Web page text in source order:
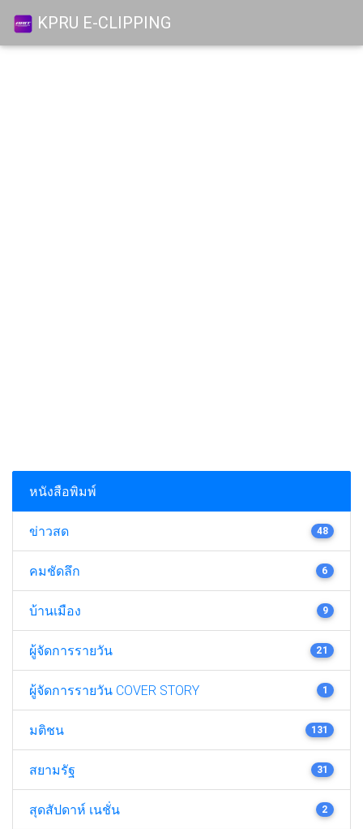
KPRU E-CLIPPING
หนังสือพิมพ์
ข่าวสด 48
คมชัดลึก 6
บ้านเมือง 9
ผู้จัดการรายวัน 21
ผู้จัดการรายวัน COVER STORY 1
มติชน 131
สยามรัฐ 31
สุดสัปดาห์ เนชั่น 2